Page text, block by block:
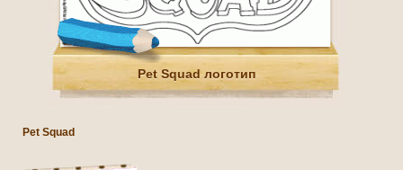
Pet Squad логотип
Pet Squad